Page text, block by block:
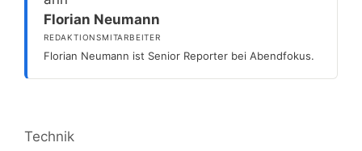
Florian Neumann
REDAKTIONSMITARBEITER
Florian Neumann ist Senior Reporter bei Abendfokus.
Kategorien
Technik